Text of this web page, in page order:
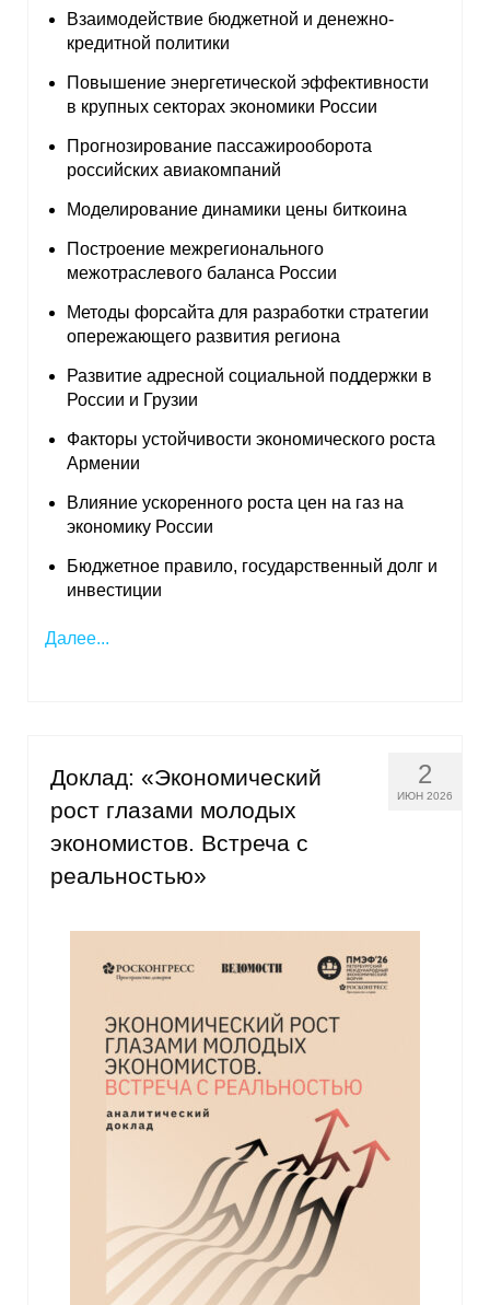
Взаимодействие бюджетной и денежно-
кредитной политики
Повышение энергетической эффективности
в крупных секторах экономики России
Прогнозирование пассажирооборота
российских авиакомпаний
Моделирование динамики цены биткоина
Построение межрегионального
межотраслевого баланса России
Методы форсайта для разработки стратегии
опережающего развития региона
Развитие адресной социальной поддержки в
России и Грузии
Факторы устойчивости экономического роста
Армении
Влияние ускоренного роста цен на газ на
экономику России
Бюджетное правило, государственный долг и
инвестиции
Далее...
2
ИЮН 2026
Доклад: «Экономический
рост глазами молодых
экономистов. Встреча с
реальностью»